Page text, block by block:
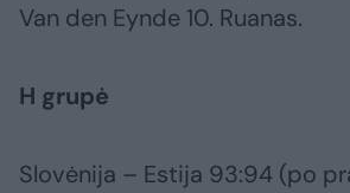
Van den Eynde 10. Ruanas.
H grupė
Slovėnija – Estija 93:94 (po